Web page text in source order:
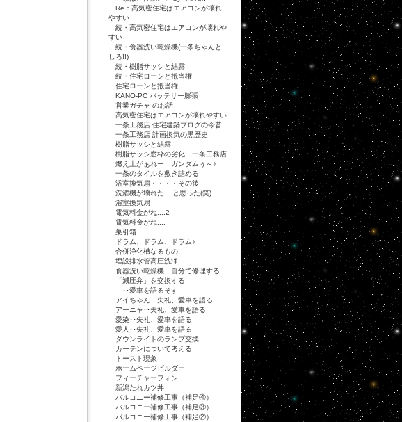
Re：高気密住宅はエアコンが壊れ
やすい
続・高気密住宅はエアコンが壊れや
すい
続・食器洗い乾燥機(一条ちゃんと
しろ!!)
続・樹脂サッシと結露
続・住宅ローンと抵当権
住宅ローンと抵当権
KANO-PC バッテリー膨張
営業ガチャ のお話
高気密住宅はエアコンが壊れやすい
一条工務店 住宅建築ブログの今昔
一条工務店 計画換気の黒歴史
樹脂サッシと結露
樹脂サッシ窓枠の劣化 一条工務店
燃え上がぁれー ガンダムぅ～♪
一条のタイルを敷き詰める
浴室換気扇・・・・その後
洗濯機が壊れた....と思った(笑)
浴室換気扇
電気料金がね....2
電気料金がね....
巣引箱
ドラム、ドラム、ドラム♪
合併浄化槽なるもの
埋設排水管高圧洗浄
食器洗い乾燥機 自分で修理する
「減圧弁」を交換する
･･愛車を語るそす
アイちゃん･･失礼、愛車を語る
アーニャ･･失礼、愛車を語る
愛染･･失礼、愛車を語る
愛人･･失礼、愛車を語る
ダウンライトのランプ交換
カーテンについて考える
トースト現象
ホームページビルダー
フィーチャーフォン
新潟たれカツ丼
バルコニー補修工事（補足④）
バルコニー補修工事（補足③）
バルコニー補修工事（補足②）